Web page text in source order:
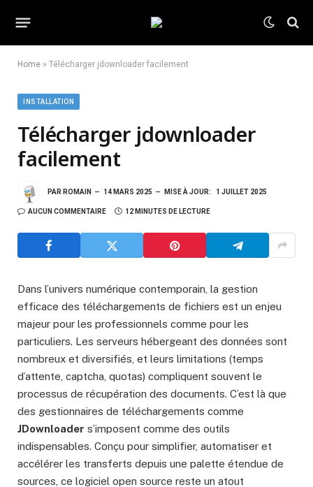
Home » Télécharger jdownloader facilement
INSTALLATION
Télécharger jdownloader
facilement
PAR ROMAIN 14 MARS 2025 MISE À JOUR: 1 JUILLET 2025
AUCUN COMMENTAIRE 12 MINUTES DE LECTURE
Dans l’univers numérique contemporain, la gestion
efficace des téléchargements de fichiers est un enjeu
majeur pour les professionnels comme pour les
particuliers. Les serveurs hébergeant des données sont
nombreux et diversifiés, et leurs limitations (temps
d’attente, captcha, quotas) compliquent souvent le
processus de récupération des documents. C’est là que
des gestionnaires de téléchargements comme
JDownloader s’imposent comme des outils
indispensables. Conçu pour simplifier, automatiser et
accélérer les transferts depuis une palette étendue de
sources, ce logiciel open source reste un atout